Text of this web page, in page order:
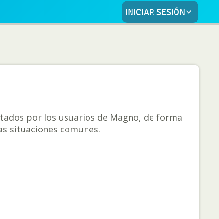
INICIAR SESIÓN
por los usuarios de Magno, de forma
situaciones comunes.